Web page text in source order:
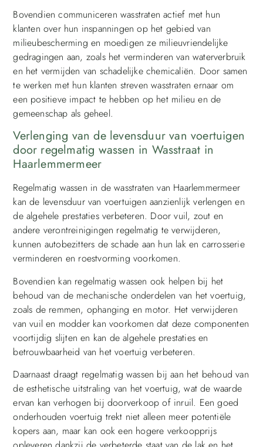
Bovendien communiceren wasstraten actief met hun
klanten over hun inspanningen op het gebied van
milieubescherming en moedigen ze milieuvriendelijke
gedragingen aan, zoals het verminderen van waterverbruik
en het vermijden van schadelijke chemicaliën. Door samen
te werken met hun klanten streven wasstraten ernaar om
een positieve impact te hebben op het milieu en de
gemeenschap als geheel.
Verlenging van de levensduur van voertuigen
door regelmatig wassen in Wasstraat in
Haarlemmermeer
Regelmatig wassen in de wasstraten van Haarlemmermeer
kan de levensduur van voertuigen aanzienlijk verlengen en
de algehele prestaties verbeteren. Door vuil, zout en
andere verontreinigingen regelmatig te verwijderen,
kunnen autobezitters de schade aan hun lak en carrosserie
verminderen en roestvorming voorkomen.
Bovendien kan regelmatig wassen ook helpen bij het
behoud van de mechanische onderdelen van het voertuig,
zoals de remmen, ophanging en motor. Het verwijderen
van vuil en modder kan voorkomen dat deze componenten
voortijdig slijten en kan de algehele prestaties en
betrouwbaarheid van het voertuig verbeteren.
Daarnaast draagt regelmatig wassen bij aan het behoud van
de esthetische uitstraling van het voertuig, wat de waarde
ervan kan verhogen bij doorverkoop of inruil. Een goed
onderhouden voertuig trekt niet alleen meer potentiële
kopers aan, maar kan ook een hogere verkoopprijs